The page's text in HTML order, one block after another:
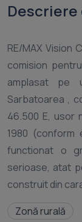
Descriere
RE/MAX Vision
comision
amplasat pe
Sarbatoarea ,
46.500 E, usor
1980
functionat o
serioase, atat
construit din
dispune de
Zonă rurală